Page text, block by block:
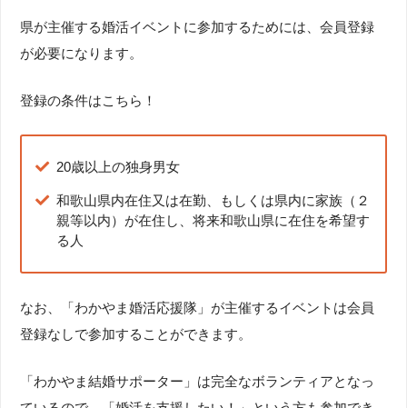
県が主催する婚活イベントに参加するためには、会員登録
が必要になります。
登録の条件はこちら！
20歳以上の独身男女
和歌山県内在住又は在勤、もしくは県内に家族（２
親等以内）が在住し、将来和歌山県に在住を希望す
る人
なお、「わかやま婚活応援隊」が主催するイベントは会員
登録なしで参加することができます。
「わかやま結婚サポーター」は完全なボランティアとなっ